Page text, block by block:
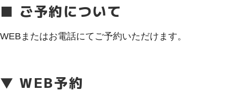
■ ご予約について
WEBまたはお電話にてご予約いただけます。
▼ WEB予約